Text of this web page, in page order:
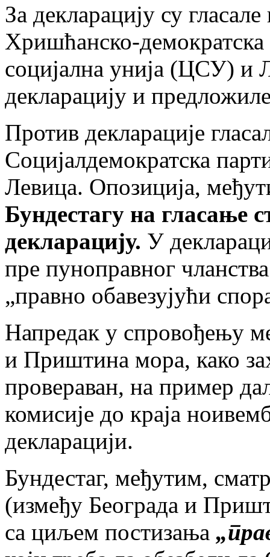
За декларацију су
Хришћанско-
социјална унија (ЦСУ) и
декларацију и
Против декларације
Социјалдемократска
Левица. Опозиција,
Бундестагу на гласање
декларацију. У
пре пуноправног
„правно обавезујући
Напредак у спровођењу
и Приштина мора, како
провераван, на пример
комисије до краја
декларацији.
Бундестаг, међутим,
(између Београда и
са циљем постизања